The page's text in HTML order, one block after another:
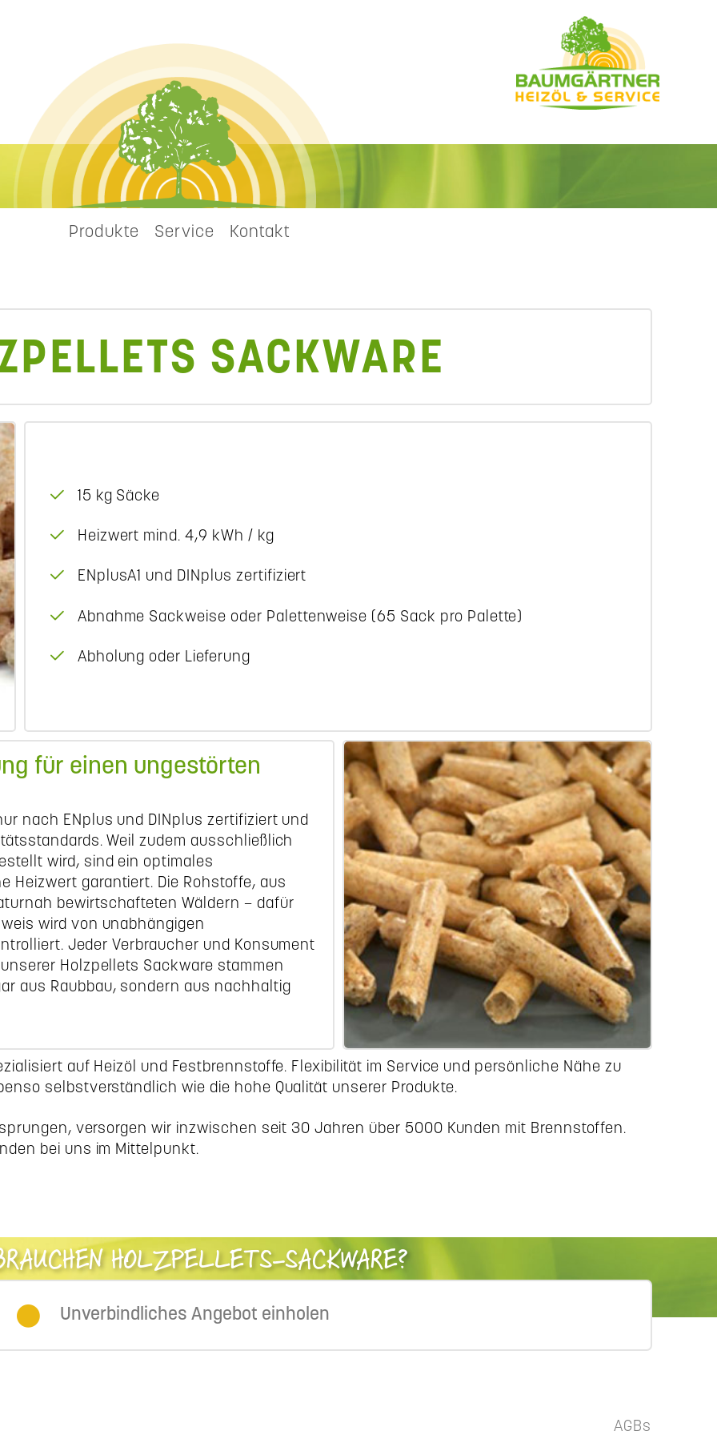
Produkte Service Kontakt
SACKWARE
15 kg Säcke
Heizwert mind. 4,9 kWh / kg
ENplusA1 und DINplus zertifiziert
Abnahme Sackweise oder Palettenweise (65 Sack pro Palette)
Abholung oder Lieferung
für einen ungestörten
nach ENplus und DINplus zertifiziert und
Weil zudem ausschließlich
wird, sind ein optimales
Heizwert garantiert. Die Rohstoffe, aus
bewirtschafteten Wäldern – dafür
wird von unabhängigen
Jeder Verbraucher und Konsument
Holzpellets Sackware stammen
aus Raubbau, sondern aus nachhaltig
auf Heizöl und Festbrennstoffe. Flexibilität im Service und persönliche Nähe zu
selbstverständlich wie die hohe Qualität unserer Produkte.
versorgen wir inzwischen seit 30 Jahren über 5000 Kunden mit Brennstoffen.
bei uns im Mittelpunkt.
HOLZPELLETS-SACKWARE?
Unverbindliches Angebot einholen
AGBs